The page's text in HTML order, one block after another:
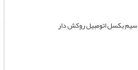
سیم بکسل اتومبیل روکش دار